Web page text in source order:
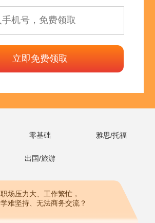
零基础 雅思/托福
出国/旅游
职场压力大、工作繁忙，
学难坚持、无法商务交流？